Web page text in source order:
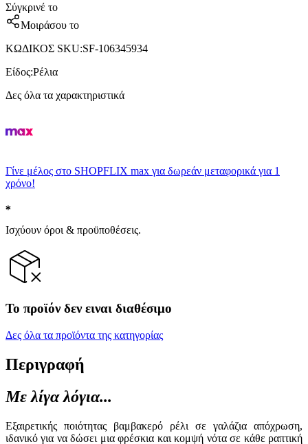
Σύγκρινέ το
Μοιράσου το
ΚΩΔΙΚΟΣ SKU:SF-106345934
Είδος:Ρέλια
Δες όλα τα χαρακτηριστικά
Γίνε μέλος στο SHOPFLIX max για δωρεάν μεταφορικά για 1
χρόνο!
Ισχύουν όροι & προϋποθέσεις.
Το προϊόν δεν ειναι διαθέσιμο
Δες όλα τα προϊόντα της κατηγορίας
Περιγραφή
Με λίγα λόγια...
Εξαιρετικής ποιότητας βαμβακερό ρέλι σε γαλάζια απόχρωση,
ιδανικό για να δώσει μια φρέσκια και κομψή νότα σε κάθε ραπτική